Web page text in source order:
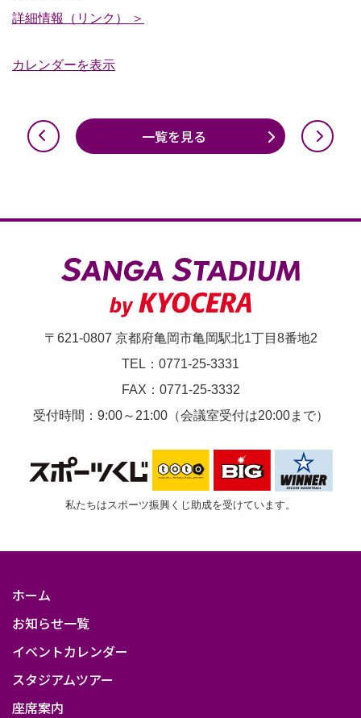
タ
ア
／
詳細情報（リンク） ＞
カレンダーを表示
一覧を見る
〒621-0807 京都府亀岡市亀岡駅北1丁目8番地2
TEL：0771-25-3331
FAX：0771-25-3332
受付時間：9:00～21:00（会議室受付は20:00まで）
私たちはスポーツ振興くじ助成を受けています。
ホーム
お知らせ一覧
イベントカレンダー
スタジアムツアー
座席案内